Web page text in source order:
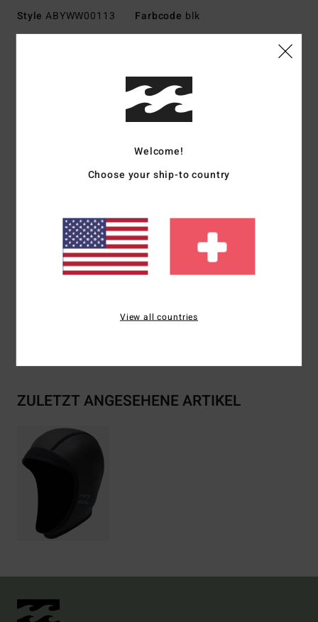
Style ABYWW00113 Farbcode blk
Umweltfreundliches Material:Außenmaterial aus
recyceltem Pro-Stretch-Neopren-Nylon-Mischgewebe
Innenstoff aus Silikon-Stretch
aus upgecycelten Autoreifen und Neoprenresten, verbindet
F-Lock
Schnitt:Neopren-Kapuze
Dicke:2 mm Dicke
Zusammensetzung[Hauptstoff] 80% Neopren, 20%
ZULETZT ANGESEHENE ARTIKEL
Welcome!
Choose your ship-to country
View all countries